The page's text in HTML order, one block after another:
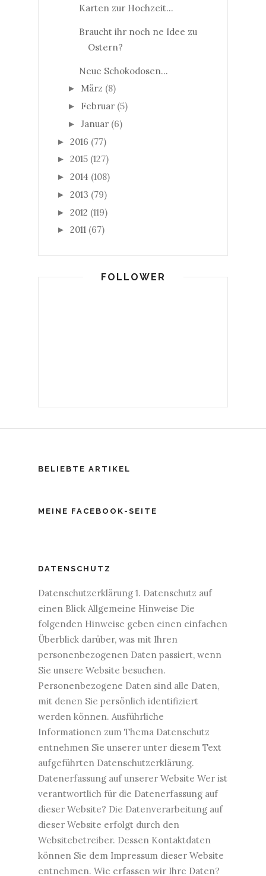
Karten zur Hochzeit...
Braucht ihr noch ne Idee zu
Ostern?
Neue Schokodosen...
► März (8)
► Februar (5)
► Januar (6)
► 2016 (77)
► 2015 (127)
► 2014 (108)
► 2013 (79)
► 2012 (119)
► 2011 (67)
FOLLOWER
BELIEBTE ARTIKEL
MEINE FACEBOOK-SEITE
DATENSCHUTZ
Datenschutzerklärung 1. Datenschutz auf
einen Blick Allgemeine Hinweise Die
folgenden Hinweise geben einen einfachen
Überblick darüber, was mit Ihren
personenbezogenen Daten passiert, wenn
Sie unsere Website besuchen.
Personenbezogene Daten sind alle Daten,
mit denen Sie persönlich identifiziert
werden können. Ausführliche
Informationen zum Thema Datenschutz
entnehmen Sie unserer unter diesem Text
aufgeführten Datenschutzerklärung.
Datenerfassung auf unserer Website Wer ist
verantwortlich für die Datenerfassung auf
dieser Website? Die Datenverarbeitung auf
dieser Website erfolgt durch den
Websitebetreiber. Dessen Kontaktdaten
können Sie dem Impressum dieser Website
entnehmen. Wie erfassen wir Ihre Daten?